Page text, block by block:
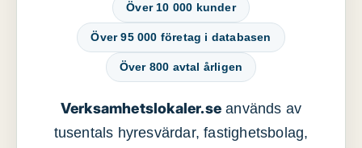
Över 10 000 kunder
Över 95 000 företag i databasen
Över 800 avtal årligen
Verksamhetslokaler.se används av
tusentals hyresvärdar, fastighetsbolag,